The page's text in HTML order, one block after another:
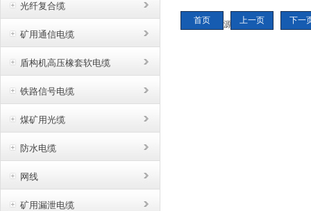
光纤复合缆
矿用通信电缆
盾构机高压橡套软电缆
铁路信号电缆
煤矿用光缆
防水电缆
网线
矿用漏泄电缆
下
电
首页 上一页 下一